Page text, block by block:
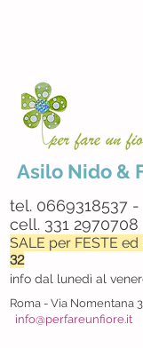
Asilo Nido &
tel. 0669318537 -
cell. 331 2970708
SALE per FESTE ed
32
info dal lunedì al
Roma - Via Nomentana
info@perfareunfiore.it